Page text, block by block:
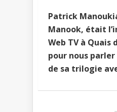
Patrick
Manook, était
Web TV à Quais
pour nous
de sa trilogie